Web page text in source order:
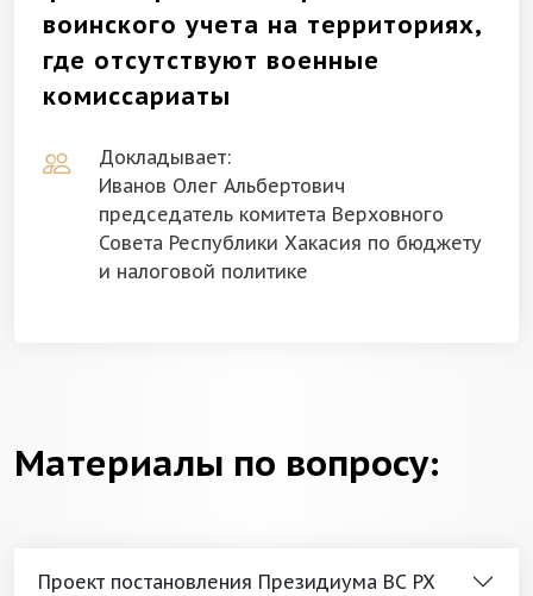
воинского учета на территориях,
где отсутствуют военные
комиссариаты
Докладывает:
Иванов Олег Альбертович
председатель комитета Верховного
Совета Республики Хакасия по бюджету
и налоговой политике
Материалы по вопросу:
Проект постановления Президиума ВС РХ